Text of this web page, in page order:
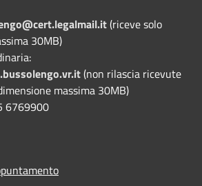
(riceve solo
30MB)
(non rilascia ricevute
massima 30MB)
6769900